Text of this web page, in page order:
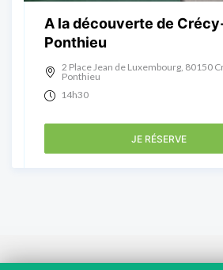
A la découverte de
Ponthieu
2 Place Jean de Luxembourg, 80150
Ponthieu
14h30
JE RÉSERVE